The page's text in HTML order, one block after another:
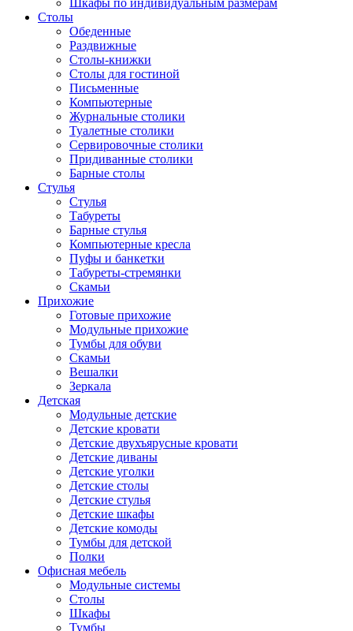
Шкафы по индивидуальным размерам
Столы
Обеденные
Раздвижные
Столы-книжки
Столы для гостиной
Письменные
Компьютерные
Журнальные столики
Туалетные столики
Сервировочные столики
Придиванные столики
Барные столы
Стулья
Стулья
Табуреты
Барные стулья
Компьютерные кресла
Пуфы и банкетки
Табуреты-стремянки
Скамьи
Прихожие
Готовые прихожие
Модульные прихожие
Тумбы для обуви
Скамьи
Вешалки
Зеркала
Детская
Модульные детские
Детские кровати
Детские двухъярусные кровати
Детские диваны
Детские уголки
Детские столы
Детские стулья
Детские шкафы
Детские комоды
Тумбы для детской
Полки
Офисная мебель
Модульные системы
Столы
Шкафы
Тумбы